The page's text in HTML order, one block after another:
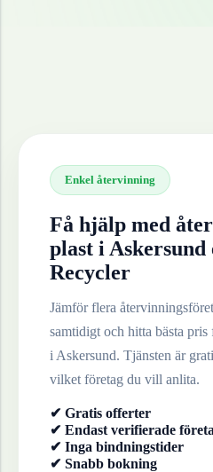
Enkel återvinning
Få hjälp med
plast i Askersund
Recycler
Jämför flera
samtidigt och hitta bästa
i Askersund. Tjänsten är
vilket företag du vill anlita.
✔ Gratis offerter
✔ Endast verifierade
✔ Inga bindningstider
✔ Snabb bokning